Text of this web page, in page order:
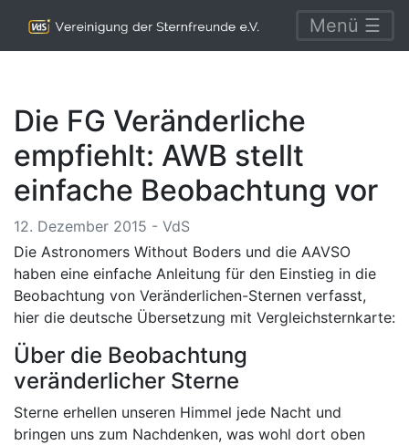
Menü ☰
Die FG Veränderliche
empfiehlt: AWB stellt
einfache Beobachtung vor
12. Dezember 2015 - VdS
Die Astronomers Without Boders und die AAVSO
haben eine einfache Anleitung für den Einstieg in die
Beobachtung von Veränderlichen-Sternen verfasst,
hier die deutsche Übersetzung mit Vergleichsternkarte:
Über die Beobachtung
veränderlicher Sterne
Sterne erhellen unseren Himmel jede Nacht und
bringen uns zum Nachdenken, was wohl dort oben